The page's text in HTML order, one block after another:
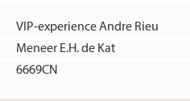
VIP-experience Andre Rieu
Meneer E.H. de Kat
6669CN